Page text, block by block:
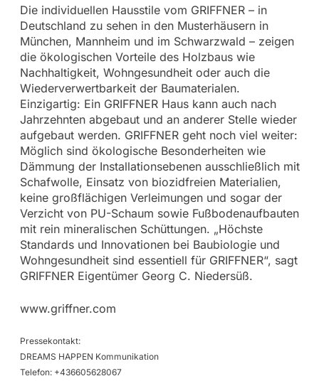
Die individuellen Hausstile vom GRIFFNER – in
Deutschland zu sehen in den Musterhäusern in
München, Mannheim und im Schwarzwald – zeigen
die ökologischen Vorteile des Holzbaus wie
Nachhaltigkeit, Wohngesundheit oder auch die
Wiederverwertbarkeit der Baumaterialen.
Einzigartig: Ein GRIFFNER Haus kann auch nach
Jahrzehnten abgebaut und an anderer Stelle wieder
aufgebaut werden. GRIFFNER geht noch viel weiter:
Möglich sind ökologische Besonderheiten wie
Dämmung der Installationsebenen ausschließlich mit
Schafwolle, Einsatz von biozidfreien Materialien,
keine großflächigen Verleimungen und sogar der
Verzicht von PU-Schaum sowie Fußbodenaufbauten
mit rein mineralischen Schüttungen. „Höchste
Standards und Innovationen bei Baubiologie und
Wohngesundheit sind essentiell für GRIFFNER“, sagt
GRIFFNER Eigentümer Georg C. Niedersüß.
www.griffner.com
Pressekontakt:
DREAMS HAPPEN Kommunikation
Telefon: +436605628067